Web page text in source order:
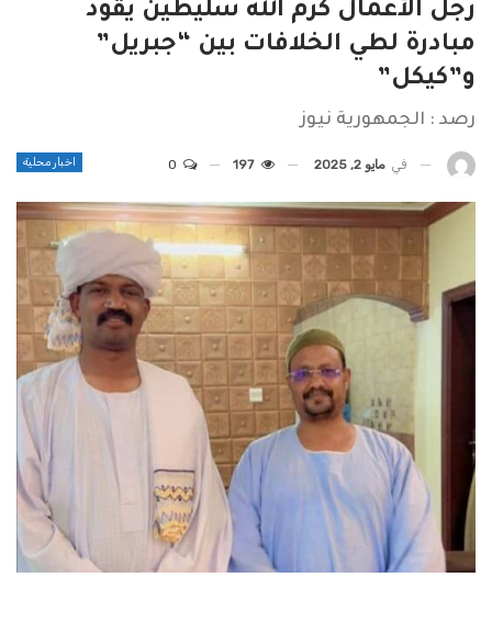
رجل الأعمال كرم الله سليطين يقود
مبادرة لطي الخلافات بين “جبريل”
و”كيكل”
رصد : الجمهورية نيوز
اخبار محلية في مايو 2, 2025 197